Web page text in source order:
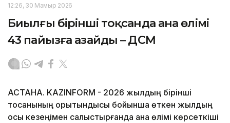
12:26, 30 Мамыр 2026
Биылғы бірінші тоқсанда ана өлімі
43 пайызға азайды – ДСМ
АСТАНА. KAZINFORM - 2026 жылдың бірінші
тоқсанының қорытындысы бойынша өткен жылдың
осы кезеңімен салыстырғанда ана өлімі көрсеткіші